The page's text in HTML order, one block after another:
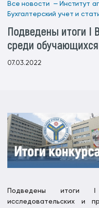
Все новости — Институт
Бухгалтерский учет и
Подведены итоги I
среди обучающихся
07.03.2022
Подведены итоги I
исследовательских и